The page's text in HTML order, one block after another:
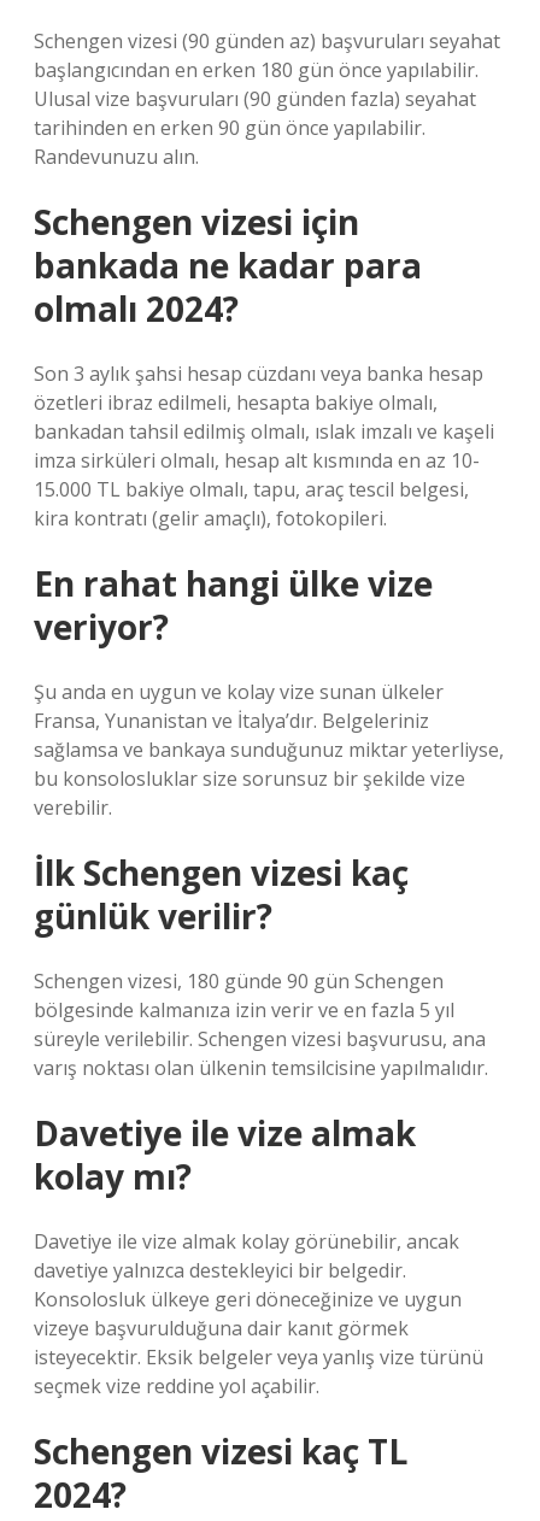
Schengen vizesi (90 günden az) başvuruları seyahat
başlangıcından en erken 180 gün önce yapılabilir.
Ulusal vize başvuruları (90 günden fazla) seyahat
tarihinden en erken 90 gün önce yapılabilir.
Randevunuzu alın.
Schengen vizesi için
bankada ne kadar para
olmalı 2024?
Son 3 aylık şahsi hesap cüzdanı veya banka hesap
özetleri ibraz edilmeli, hesapta bakiye olmalı,
bankadan tahsil edilmiş olmalı, ıslak imzalı ve kaşeli
imza sirküleri olmalı, hesap alt kısmında en az 10-
15.000 TL bakiye olmalı, tapu, araç tescil belgesi,
kira kontratı (gelir amaçlı), fotokopileri.
En rahat hangi ülke vize
veriyor?
Şu anda en uygun ve kolay vize sunan ülkeler
Fransa, Yunanistan ve İtalya’dır. Belgeleriniz
sağlamsa ve bankaya sunduğunuz miktar yeterliyse,
bu konsolosluklar size sorunsuz bir şekilde vize
verebilir.
İlk Schengen vizesi kaç
günlük verilir?
Schengen vizesi, 180 günde 90 gün Schengen
bölgesinde kalmanıza izin verir ve en fazla 5 yıl
süreyle verilebilir. Schengen vizesi başvurusu, ana
varış noktası olan ülkenin temsilcisine yapılmalıdır.
Davetiye ile vize almak
kolay mı?
Davetiye ile vize almak kolay görünebilir, ancak
davetiye yalnızca destekleyici bir belgedir.
Konsolosluk ülkeye geri döneceğinize ve uygun
vizeye başvurulduğuna dair kanıt görmek
isteyecektir. Eksik belgeler veya yanlış vize türünü
seçmek vize reddine yol açabilir.
Schengen vizesi kaç TL
2024?